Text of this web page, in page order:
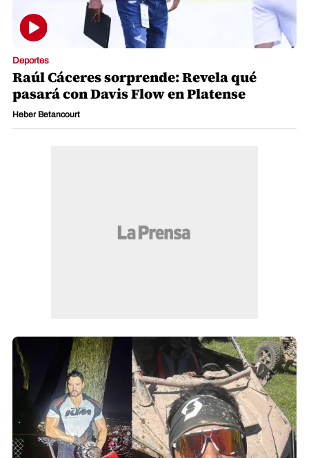
Deportes
Raúl Cáceres sorprende: Revela qué
pasará con Davis Flow en Platense
Heber Betancourt